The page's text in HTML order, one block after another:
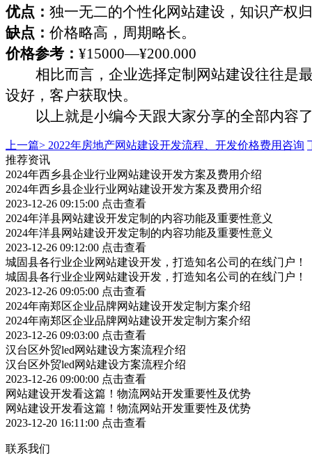
优点： 独一无二的个性化网站建设，知识产权
缺点： 价格略高，周期略长。
价格参考： ¥15000—¥200.000
相比而言，企业选择定制网站建设往往是
设好，客户获取快。
以上就是小编今天跟大家分享的全部内容
上一篇> 2022年房地产网站建设开发流程、开发价格费用咨询
推荐资讯
2024年西乡县企业行业网站建设开发方案及费用介绍
2024年西乡县企业行业网站建设开发方案及费用介绍
2023-12-26 09:15:00 点击查看
2024年洋县网站建设开发定制的内容功能及重要性意义
2024年洋县网站建设开发定制的内容功能及重要性意义
2023-12-26 09:12:00 点击查看
城固县各行业企业网站建设开发，打造知名公司的在线门户！
城固县各行业企业网站建设开发，打造知名公司的在线门户！
2023-12-26 09:05:00 点击查看
2024年南郑区企业品牌网站建设开发定制方案介绍
2024年南郑区企业品牌网站建设开发定制方案介绍
2023-12-26 09:03:00 点击查看
汉台区外贸led网站建设方案流程介绍
汉台区外贸led网站建设方案流程介绍
2023-12-26 09:00:00 点击查看
网站建设开发看这篇！物流网站开发重要性及优势
网站建设开发看这篇！物流网站开发重要性及优势
2023-12-20 16:11:00 点击查看
联系我们